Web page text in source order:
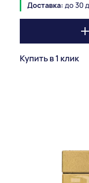
Доставка: до 30
Купить в 1 клик